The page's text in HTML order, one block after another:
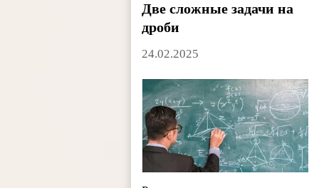
Две сложные задачи на
дроби
24.02.2025